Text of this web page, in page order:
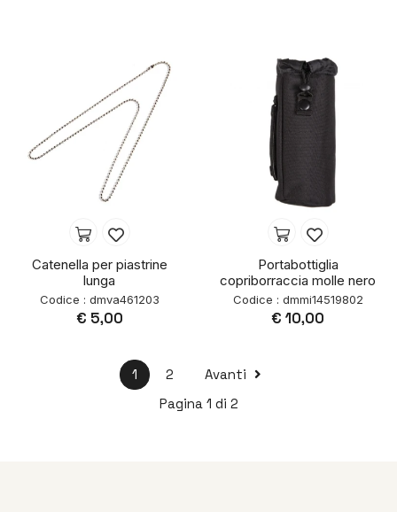
Catenella per piastrine
lunga
Codice : dmva461203
€ 5,00
Portabottiglia
copriborraccia molle nero
Codice : dmmi14519802
€ 10,00
1 2
Avanti
Pagina 1 di 2